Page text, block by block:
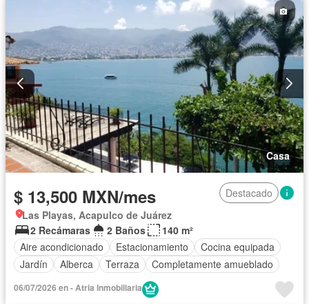
Casa
$ 13,500 MXN/mes
Destacado
Las Playas, Acapulco de Juárez
2 Recámaras
2 Baños
140 m²
Aire acondicionado
Estacionamiento
Cocina equipada
Jardín
Alberca Terraza Completamente amueblado
06/07/2026 en - Atria Inmobiliaria